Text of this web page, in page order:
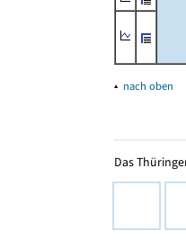
▴ nach oben
Das